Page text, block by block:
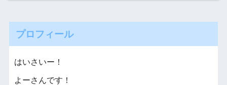
プロフィール
はいさいー！
よーさんです！